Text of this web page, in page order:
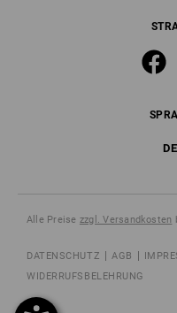
DE
Alle Preise zzgl. Versandkosten
DATENSCHUTZ AGB
WIDERRUFSBELEHRUNG